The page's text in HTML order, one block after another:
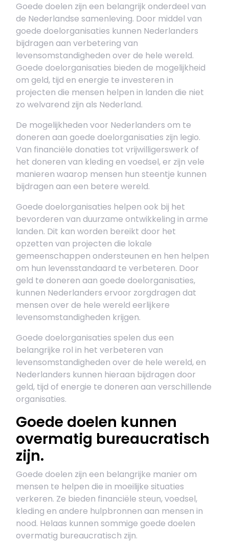
Goede doelen zijn een belangrijk onderdeel van
de Nederlandse samenleving. Door middel van
goede doelorganisaties kunnen Nederlanders
bijdragen aan verbetering van
levensomstandigheden over de hele wereld.
Goede doelorganisaties bieden de mogelijkheid
om geld, tijd en energie te investeren in
projecten die mensen helpen in landen die niet
zo welvarend zijn als Nederland.
De mogelijkheden voor Nederlanders om te
doneren aan goede doelorganisaties zijn legio.
Van financiële donaties tot vrijwilligerswerk of
het doneren van kleding en voedsel, er zijn vele
manieren waarop mensen hun steentje kunnen
bijdragen aan een betere wereld.
Goede doelorganisaties helpen ook bij het
bevorderen van duurzame ontwikkeling in arme
landen. Dit kan worden bereikt door het
opzetten van projecten die lokale
gemeenschappen ondersteunen en hen helpen
om hun levensstandaard te verbeteren. Door
geld te doneren aan goede doelorganisaties,
kunnen Nederlanders ervoor zorgdragen dat
mensen over de hele wereld eerlijkere
levensomstandigheden krijgen.
Goede doelorganisaties spelen dus een
belangrijke rol in het verbeteren van
levensomstandigheden over de hele wereld, en
Nederlanders kunnen hieraan bijdragen door
geld, tijd of energie te doneren aan verschillende
organisaties.
Goede doelen kunnen
overmatig bureaucratisch
zijn.
Goede doelen zijn een belangrijke manier om
mensen te helpen die in moeilijke situaties
verkeren. Ze bieden financiële steun, voedsel,
kleding en andere hulpbronnen aan mensen in
nood. Helaas kunnen sommige goede doelen
overmatig bureaucratisch zijn.